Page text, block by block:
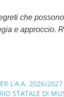
che
e approccio.
L’A.A. 2026/
STATALE DI